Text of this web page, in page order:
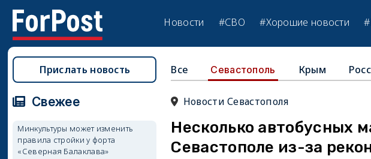
Новости #СВО #Хорошие новости
Все Севастополь Крым
Новости Севастополя
Несколько автобусных
Севастополе из-за
Прислать новость
Свежее
Минкультуры может изменить
правила стройки у форта
«Северная Балаклава»